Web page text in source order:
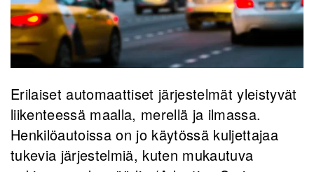
Erilaiset automaattiset järjestelmät yleistyvät
liikenteessä maalla, merellä ja ilmassa.
Henkilöautoissa on jo käytössä kuljettajaa
tukevia järjestelmiä, kuten mukautuva